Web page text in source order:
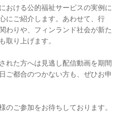
おける公的福祉サービスの実例に
にご紹介します。あわせて、行
わりや、フィンランド社会が新た
取り上げます。
れた方へは見逃し配信動画を期間
ご都合のつかない方も、ぜひお申
のご参加をお待ちしております。